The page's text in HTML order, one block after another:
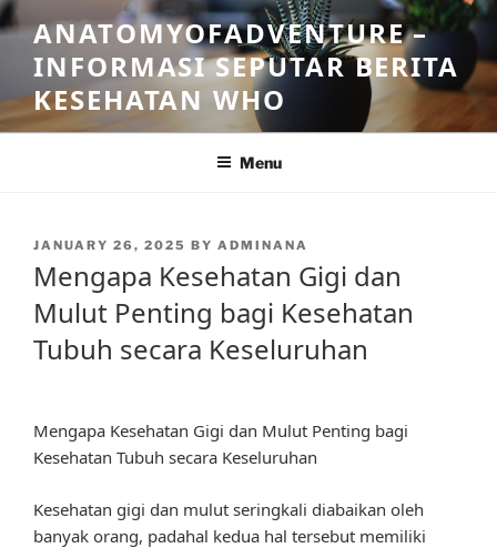
Skip
to
content
ANATOMYOFADVENTURE –
INFORMASI SEPUTAR BERITA
KESEHATAN WHO
Menu
POSTED
JANUARY 26, 2025 BY ADMINANA
Mengapa Kesehatan Gigi dan
Mulut Penting bagi Kesehatan
Tubuh secara Keseluruhan
Mengapa Kesehatan Gigi dan Mulut Penting bagi
Kesehatan Tubuh secara Keseluruhan
Kesehatan gigi dan mulut seringkali diabaikan oleh
banyak orang, padahal kedua hal tersebut memiliki